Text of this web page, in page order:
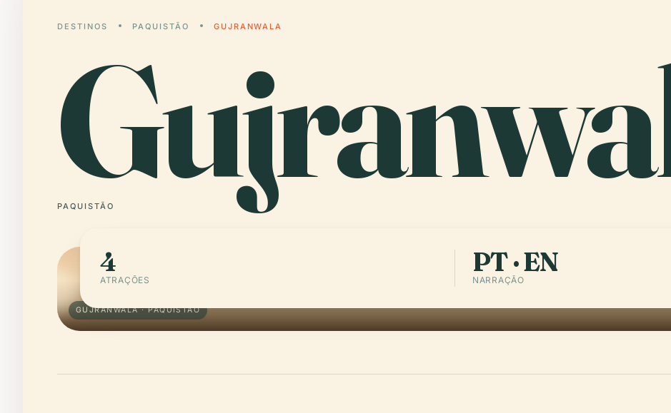
DESTINOS PAQUISTÃO GUJRANWALA
PAQUISTÃO
GUJRANWALA · PAQUISTÃO
4
ATRAÇÕES
PT · EN
NARRAÇÃO